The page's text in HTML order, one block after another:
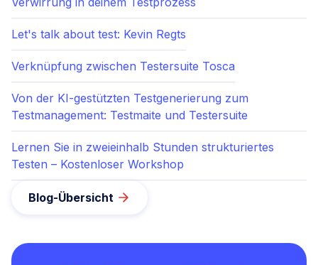
Let's talk about test: Kevin Regts
Verknüpfung zwischen Testersuite Tosca
Von der KI-gestützten Testgenerierung zum
Testmanagement: Testmaite und Testersuite
Lernen Sie in zweieinhalb Stunden strukturiertes
Testen – Kostenloser Workshop
Blog-Übersicht